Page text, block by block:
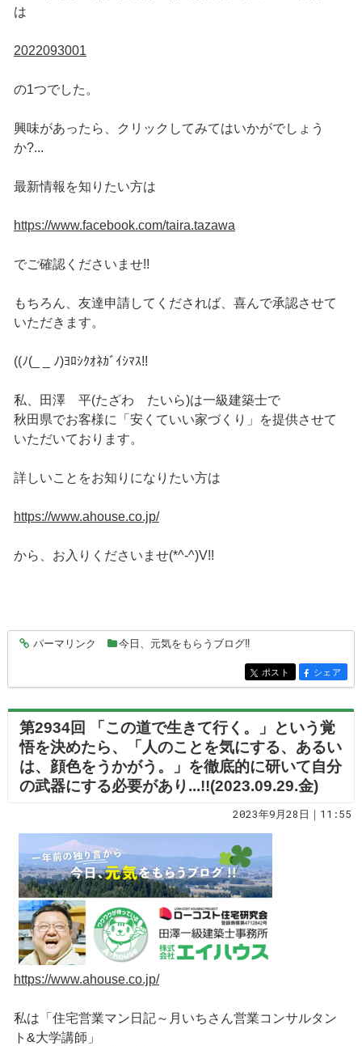
は
2022093001
の1つでした。
興味があったら、クリックしてみてはいかがでしょう
か?...
最新情報を知りたい方は
https://www.facebook.com/taira.tazawa
でご確認くださいませ!!
もちろん、友達申請してくだされば、喜んで承認させて
いただきます。
((ﾉ(_ _ ﾉ)ﾖﾛｼｸｵﾈｶﾞｲｼﾏｽ!!
私、田澤 平(たざわ たいら)は一級建築士で
秋田県でお客様に「安くていい家づくり」を提供させて
いただいております。
詳しいことをお知りになりたい方は
https://www.ahouse.co.jp/
から、お入りくださいませ(*^-^)V!!
entry8340
パーマリンク 今日、元気をもらうブログ‼
entry8340
ポスト entry8340
シェア
第2934回 「この道で生きて行く。」という覚
悟を決めたら、「人のことを気にする、あるい
は、顔色をうかがう。」を徹底的に研いて自分
の武器にする必要があり...!!(2023.09.29.金)
2023年9月28日｜11:55
https://www.ahouse.co.jp/
私は「住宅営業マン日記～月いちさん営業コンサルタン
ト&大学講師」